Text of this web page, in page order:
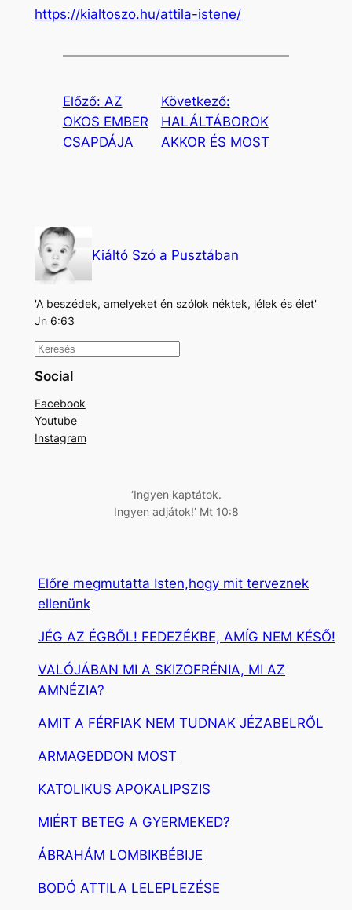
https://kialtoszo.hu/attila-istene/
Előző: AZ
OKOS EMBER
CSAPDÁJA
Következő:
HALÁLTÁBOROK
AKKOR ÉS MOST
Kiáltó Szó a Pusztában
'A beszédek, amelyeket én szólok néktek, lélek és élet'
Jn 6:63
K
e
e
s
Social
Facebook
Youtube
Instagram
‘Ingyen kaptátok.
Ingyen adjátok!’ Mt 10:8
Előre megmutatta Isten,hogy mit terveznek
ellenünk
JÉG AZ ÉGBŐL! FEDEZÉKBE, AMÍG NEM KÉSŐ!
VALÓJÁBAN MI A SKIZOFRÉNIA, MI AZ
AMNÉZIA?
AMIT A FÉRFIAK NEM TUDNAK JÉZABELRŐL
ARMAGEDDON MOST
KATOLIKUS APOKALIPSZIS
MIÉRT BETEG A GYERMEKED?
ÁBRAHÁM LOMBIKBÉBIJE
BODÓ ATTILA LELEPLEZÉSE